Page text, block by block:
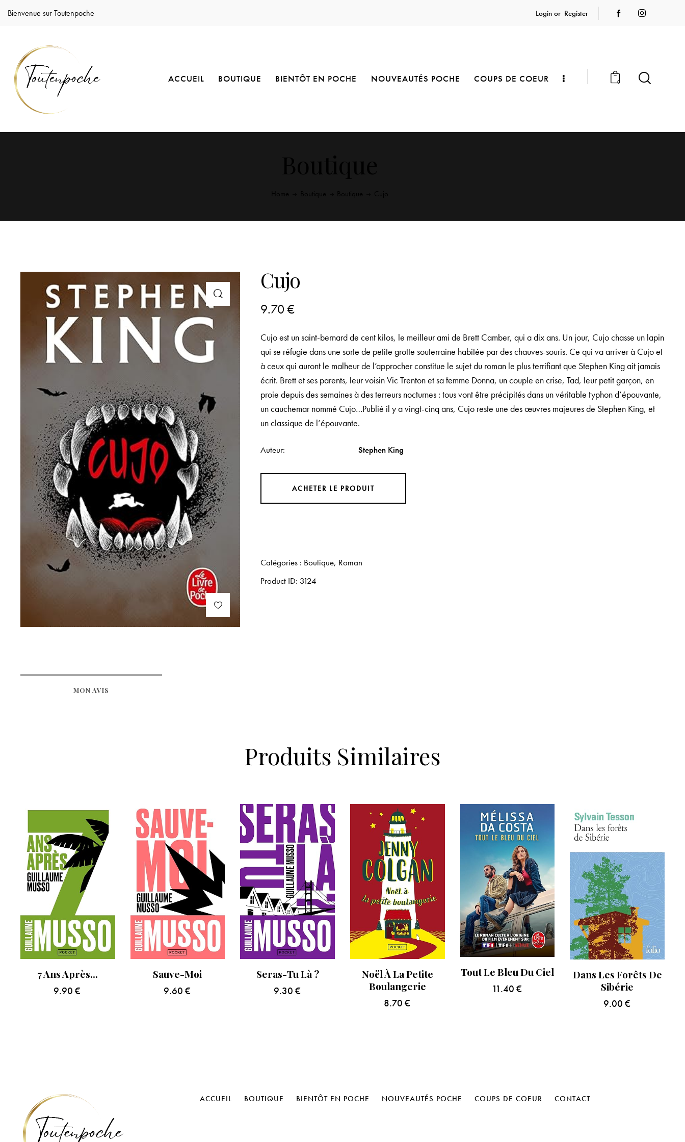
Bienvenue sur Toutenpoche Login or Register
ACCUEIL BOUTIQUE BIENTÔT EN POCHE NOUVEAUTÉS POCHE COUPS DE COEUR 0
Cujo
9.70€
Cujo est un saint-bernard de cent kilos, le meilleur ami de Brett Camber, qui a dix ans. Un jour, Cujo chasse un lapin
qui se réfugie dans une sorte de petite grotte souterraine habitée par des chauves-souris. Ce qui va arriver à Cujo et
à ceux qui auront le malheur de l’approcher constitue le sujet du roman le plus terrifiant que Stephen King ait jamais
écrit. Brett et ses parents, leur voisin Vic Trenton et sa femme Donna, un couple en crise, Tad, leur petit garçon, en
proie depuis des semaines à des terreurs nocturnes : tous vont être précipités dans un véritable typhon d’épouvante,
un cauchemar nommé Cujo…Publié il y a vingt-cinq ans, Cujo reste une des œuvres majeures de Stephen King, et
un classique de l’épouvante.
Auteur Stephen King
ACHETER LE PRODUIT
Catégories : Boutique, Roman
Product ID: 3124
MON AVIS
Produits Similaires
7 Ans Après…
9.90€
Sauve-Moi
9.60 €
Seras-Tu Là ?
9.30 €
Noël À La Petite
Boulangerie
8.70 €
Tout Le Bleu Du Ciel
11.40 €
Dans Les Forêts De
Sibérie
9.00 €
ACCUEIL BOUTIQUE BIENTÔT EN POCHE NOUVEAUTÉS POCHE COUPS DE COEUR CONTACT